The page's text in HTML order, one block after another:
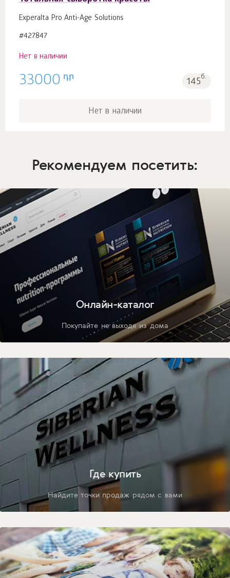
Experalta Pro Anti-Age Solutions
#427847
Нет в наличии
33000 դր 145б.
Нет в наличии
Рекомендуем посетить:
Онлайн-каталог
Покупайте не выходя из дома
Где купить
Найдите точки продаж рядом с вами